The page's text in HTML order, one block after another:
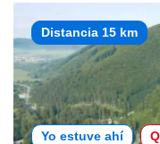
Distancia 15 km
Yo estuve ahí